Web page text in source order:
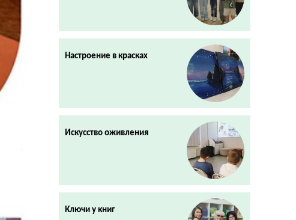
Настроение в красках
Искусство оживления
Ключи у книг